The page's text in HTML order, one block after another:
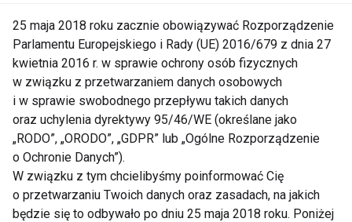
Atlas ćwiczeń korekcyjnych
Bóle kręgosłupa - skuteczne
metody walki i zapobiegania
25 maja 2018 roku zacznie obowiązywać Rozporządzenie
Parlamentu Europejskiego i Rady (UE) 2016/679 z dnia 27
kwietnia 2016 r. w sprawie ochrony osób fizycznych
w związku z przetwarzaniem danych osobowych
i w sprawie swobodnego przepływu takich danych
oraz uchylenia dyrektywy 95/46/WE (określane jako
„RODO”, „ORODO”, „GDPR” lub „Ogólne Rozporządzenie
o Ochronie Danych”).
W związku z tym chcielibyśmy poinformować Cię
o przetwarzaniu Twoich danych oraz zasadach, na jakich
będzie się to odbywało po dniu 25 maja 2018 roku. Poniżej